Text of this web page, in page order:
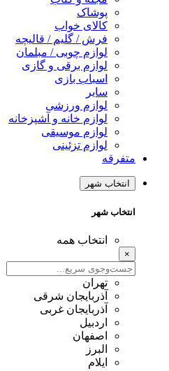
پوشاک
کالای خواب
فرش / گلیم / قالیچه
لوازم چوبی / مبلمان
لوازم برقی و گازی
اسباب بازی
سایر
لوازم ورزشی
لوازم خانه و آشپزخانه
لوازم موسیقی
لوازم تزئینی
متفرقه
انتخاب شهر
انتخاب شهر
انتخاب همه
×
تهران
آذربایجان شرقی
آذربایجان غربی
اردبیل
اصفهان
البرز
ایلام